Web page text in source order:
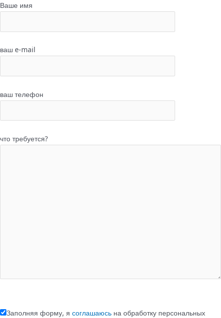
Ваше имя
ваш e-mail
ваш телефон
что требуется?
Заполняя форму, я соглашаюсь на обработку персональных